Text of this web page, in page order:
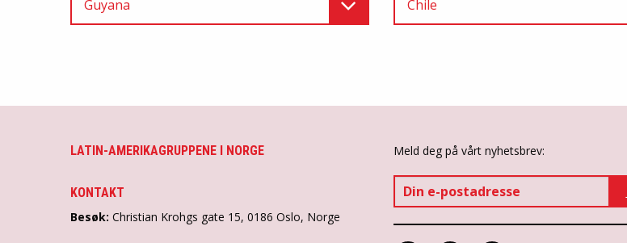
Guyana Chile
LATIN-AMERIKAGRUPPENE I NORGE
KONTAKT
Besøk: Christian Krohgs gate 15, 0186 Oslo, Norge
Meld deg på vårt nyhetsbrev: